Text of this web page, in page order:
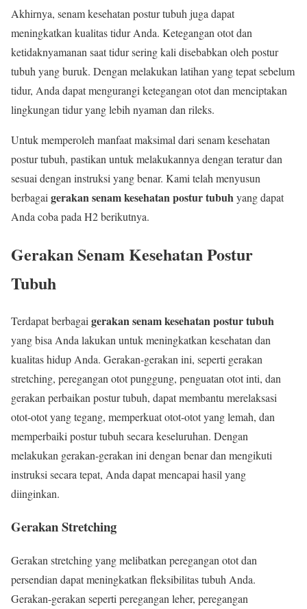
Akhirnya, senam kesehatan postur tubuh juga dapat
meningkatkan kualitas tidur Anda. Ketegangan otot dan
ketidaknyamanan saat tidur sering kali disebabkan oleh postur
tubuh yang buruk. Dengan melakukan latihan yang tepat sebelum
tidur, Anda dapat mengurangi ketegangan otot dan menciptakan
lingkungan tidur yang lebih nyaman dan rileks.
Untuk memperoleh manfaat maksimal dari senam kesehatan
postur tubuh, pastikan untuk melakukannya dengan teratur dan
sesuai dengan instruksi yang benar. Kami telah menyusun
berbagai gerakan senam kesehatan postur tubuhyang dapat
Anda coba pada H2 berikutnya.
Gerakan Senam Kesehatan Postur
Tubuh
Terdapat berbagai gerakan senam kesehatan postur tubuh
yang bisa Anda lakukan untuk meningkatkan kesehatan dan
kualitas hidup Anda. Gerakan-gerakan ini, seperti gerakan
stretching, peregangan otot punggung, penguatan otot inti, dan
gerakan perbaikan postur tubuh, dapat membantu merelaksasi
otot-otot yang tegang, memperkuat otot-otot yang lemah, dan
memperbaiki postur tubuh secara keseluruhan. Dengan
melakukan gerakan-gerakan ini dengan benar dan mengikuti
instruksi secara tepat, Anda dapat mencapai hasil yang
diinginkan.
Gerakan Stretching
Gerakan stretching yang melibatkan peregangan otot dan
persendian dapat meningkatkan fleksibilitas tubuh Anda.
Gerakan-gerakan seperti peregangan leher, peregangan